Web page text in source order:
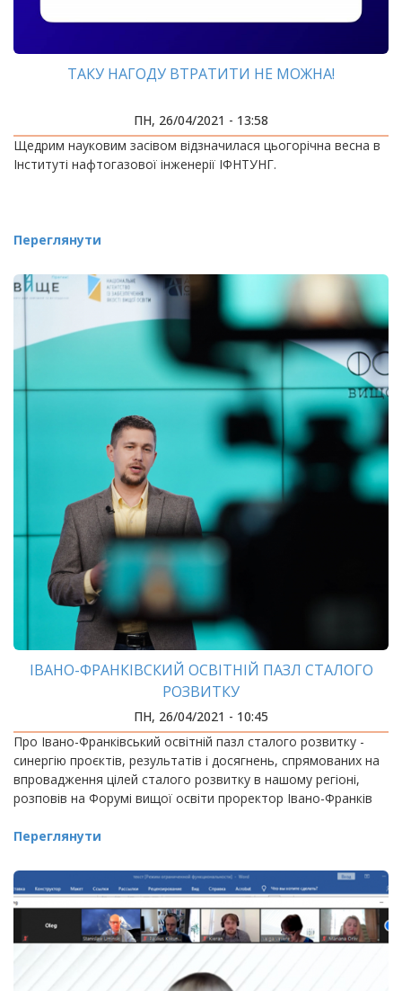
ТАКУ НАГОДУ ВТРАТИТИ НЕ МОЖНА!
ПН, 26/04/2021 - 13:58
Щедрим науковим засівом відзначилася цьогорічна весна в
Інституті нафтогазової інженерії ІФНТУНГ.
Переглянути
ІВАНО-ФРАНКІВСКИЙ ОСВІТНІЙ ПАЗЛ СТАЛОГО
РОЗВИТКУ
ПН, 26/04/2021 - 10:45
Про Івано-Франківський освітній пазл сталого розвитку -
синергію проєктів, результатів і досягнень, спрямованих на
впровадження цілей сталого розвитку в нашому регіоні,
розповів на Форумі вищої освіти проректор Івано-Франків
Переглянути